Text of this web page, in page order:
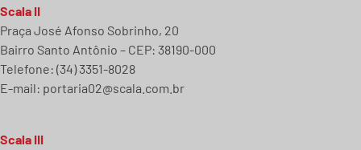
Scala II
Praça José Afonso Sobrinho, 20
Bairro Santo Antônio – CEP: 38190-000
Telefone: (34) 3351-8028
E-mail: portaria02@scala.com.br
Scala III